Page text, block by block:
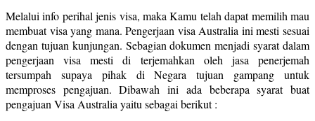
Melalui info perihal jenis visa, maka Kamu telah dapat memilih mau
membuat visa yang mana. Pengerjaan visa Australia ini mesti sesuai
dengan tujuan kunjungan. Sebagian dokumen menjadi syarat dalam
pengerjaan visa mesti di terjemahkan oleh jasa penerjemah
tersumpah supaya pihak di Negara tujuan gampang untuk
memproses pengajuan. Dibawah ini ada beberapa syarat buat
pengajuan Visa Australia yaitu sebagai berikut :